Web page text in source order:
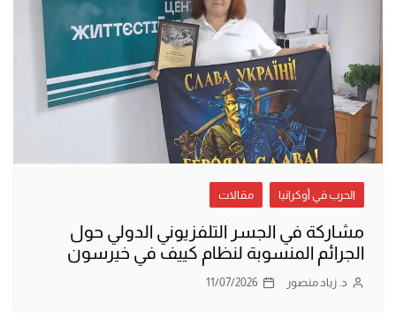
الحرب في أوكرانيا مقالات
مشاركة في الجسر التلفزيوني الدولي حول
الجرائم المنسوبة لنظام كييف في خيرسون
د. زياد منصور 11/07/2026